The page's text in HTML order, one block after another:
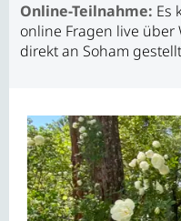
Online-Teilnahme: Es
online Fragen live über
direkt an Soham